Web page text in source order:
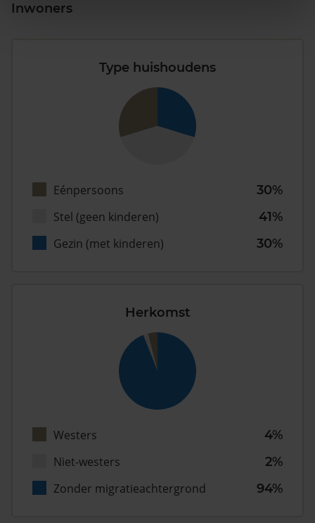
Inwoners
Type huishoudens
Eénpersoons
30%
Stel (geen kinderen)
41%
Gezin (met kinderen)
30%
Herkomst
Westers
4%
Niet-westers
2%
Zonder migratieachtergrond
94%